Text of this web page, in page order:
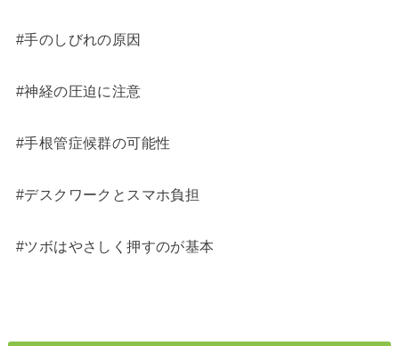
#手のしびれの原因
#神経の圧迫に注意
#手根管症候群の可能性
#デスクワークとスマホ負担
#ツボはやさしく押すのが基本